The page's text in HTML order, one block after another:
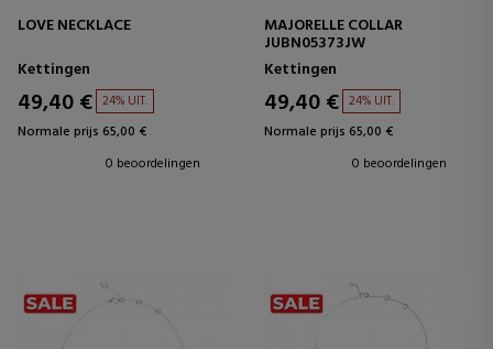
LOVE NECKLACE
Kettingen
49,40 € 24% UIT.
Normale prijs 65,00 €
0 beoordelingen
MAJORELLE COLLAR
JUBN05373JW
Kettingen
49,40 € 24% UIT.
Normale prijs 65,00 €
0 beoordelingen